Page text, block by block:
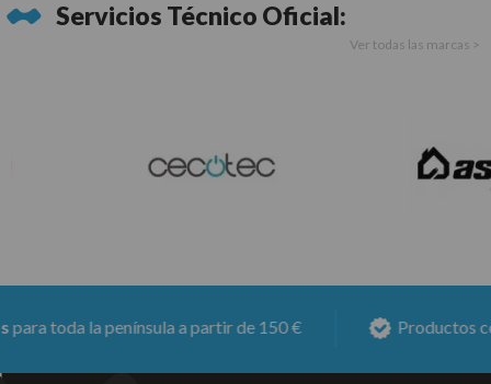
Servicios Técnico Oficial:
Ver todas las marcas >
toda la península a partir de 150 € Productos con